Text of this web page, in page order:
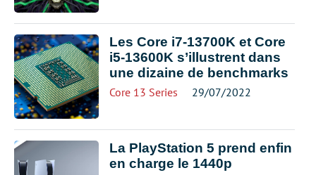
Les Core i7-13700K et Core
i5-13600K s’illustrent dans
une dizaine de benchmarks
Core 13 Series 29/07/2022
La PlayStation 5 prend enfin
en charge le 1440p